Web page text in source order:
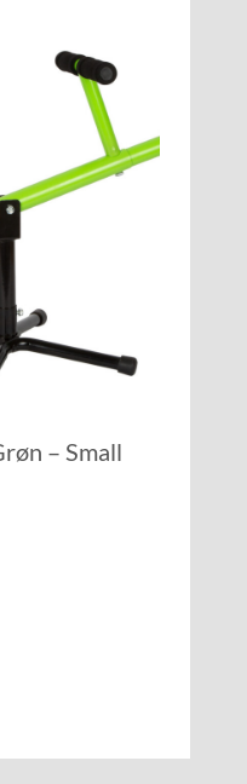
– Small